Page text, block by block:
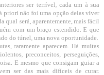
ser terrível, cada um à sua
priori não foi uma opção delas viver
qual será, aparentemente, mais fácil
com um braço estendido. E que
do túnel, uma nova oportunidade.
raramente aparecem. Há muitas
preconceitos, perseguições,
E mesmo que consigam guiar a
ser das mais difíceis de curar.